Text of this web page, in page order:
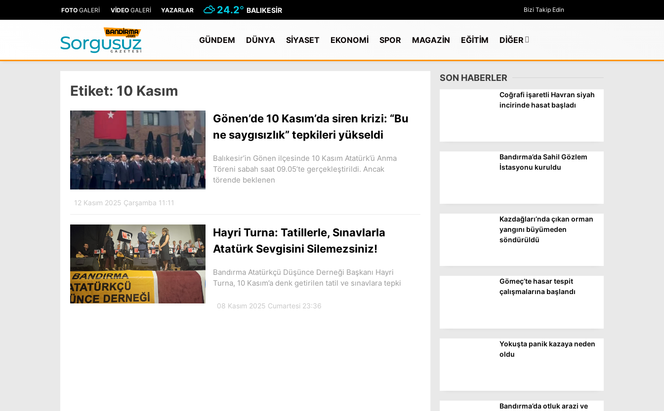
GÜNDEM
DÜNYA
EKONOMİ
SPOR
DİĞER
FOTO GALERİ VİDEO GALERİ YAZARLAR 24.2° BALIKESIR Bizi Takip Edin
GÜNDEM DÜNYA SİYASET EKONOMİ SPOR MAGAZİN EĞİTİM DİĞER
Etiket: 10 Kasım
Gönen’de 10 Kasım’da siren krizi: “Bu
ne saygısızlık” tepkileri yükseldi
Balıkesir’in Gönen ilçesinde 10 Kasım Atatürk’ü Anma
Töreni sabah saat 09.05’te gerçekleştirildi. Ancak
törende beklenen
12 Kasım 2025 Çarşamba 11:11
Hayri Turna: Tatillerle, Sınavlarla
Atatürk Sevgisini Silemezsiniz!
Bandırma Atatürkçü Düşünce Derneği Başkanı Hayri
Turna, 10 Kasım’a denk getirilen tatil ve sınavlara tepki
08 Kasım 2025 Cumartesi 23:36
SON HABERLER
Coğrafi işaretli Havran siyah
incirinde hasat başladı
Bandırma’da Sahil Gözlem
İstasyonu kuruldu
Kazdağları’nda çıkan orman
yangını büyümeden
söndürüldü
Gömeç’te hasar tespit
çalışmalarına başlandı
Yokuşta panik kazaya neden
oldu
Bandırma’da otluk arazi ve